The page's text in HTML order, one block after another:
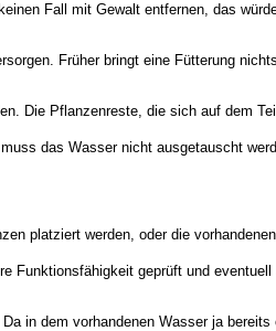
Fall mit Gewalt entfernen, das
Früher bringt eine Fütterung
Die Pflanzenreste, die sich auf dem
das Wasser nicht ausgetauscht
platziert werden, oder die
Funktionsfähigkeit geprüft und
in dem vorhandenen Wasser ja